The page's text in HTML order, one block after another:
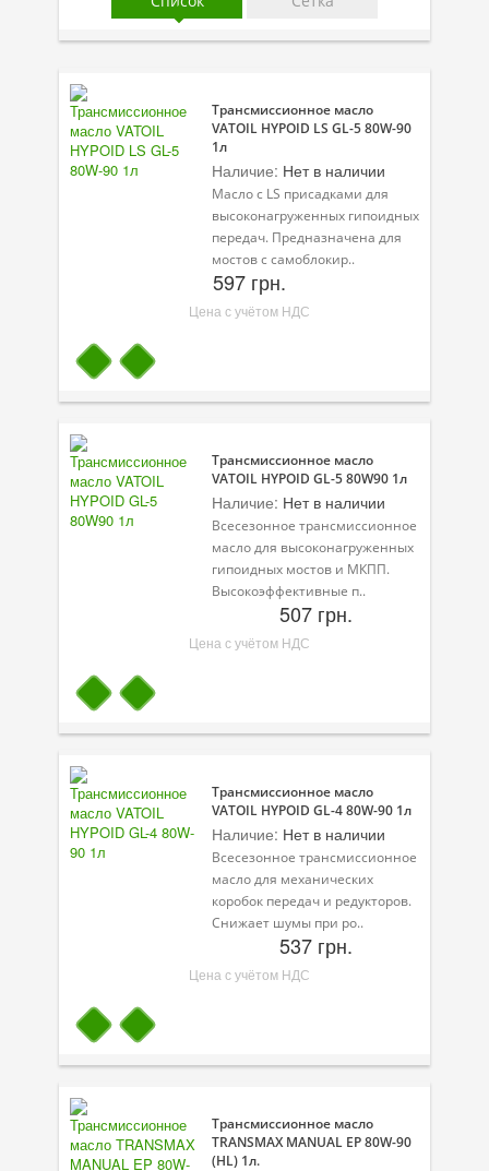
Присадки
Присадки в системы охлаждения
Присадки в топливо
Трансмиссионные масла
Оборудование
Клеи и герметики
Уход за кондиционером
Смазки
Специальные программы
Велосипедная программа
Масла для лодочных моторов
Моторное масло для мотоцикла
Промышленная программа
Технологические жидкости
Трансмиссионное масло
VATOIL HYPOID LS GL-5 80W-90
1л
Наличие: Нет в наличии
Масло с LS присадками для
высоконагруженных гипоидных
передач. Предназначена для
мостов с самоблокир..
597 грн.
Цена с учётом НДС
Трансмиссионное масло
VATOIL HYPOID GL-5 80W90 1л
Наличие: Нет в наличии
Всесезонное трансмиссионное
масло для высоконагруженных
гипоидных мостов и МКПП.
Высокоэффективные п..
507 грн.
Цена с учётом НДС
Трансмиссионное масло
VATOIL HYPOID GL-4 80W-90 1л
Наличие: Нет в наличии
Всесезонное трансмиссионное
масло для механических
коробок передач и редукторов.
Снижает шумы при ро..
537 грн.
Цена с учётом НДС
Трансмиссионное масло
TRANSMAX MANUAL EP 80W-90
(HL) 1л.